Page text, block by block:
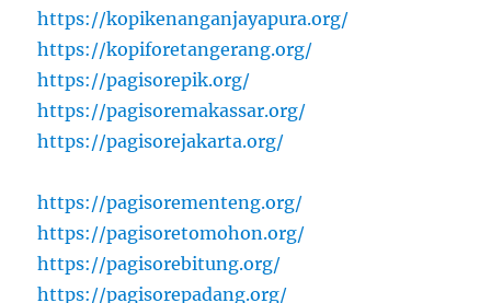
https://kopikenanganjayapura.org/
https://kopiforetangerang.org/
https://pagisorepik.org/
https://pagisoremakassar.org/
https://pagisorejakarta.org/
https://pagisorementeng.org/
https://pagisoretomohon.org/
https://pagisorebitung.org/
https://pagisorepadang.org/